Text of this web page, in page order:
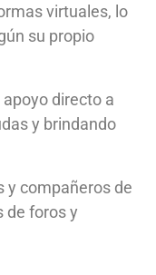
virtuales, lo
su propio
directo a
y brindando
y compañeros de
de foros y